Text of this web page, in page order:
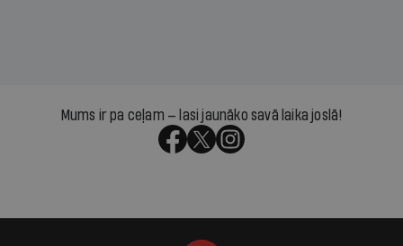
Mums ir pa ceļam — lasi jaunāko savā laika joslā!